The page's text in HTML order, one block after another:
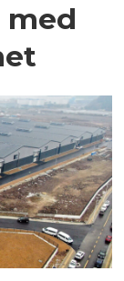
med